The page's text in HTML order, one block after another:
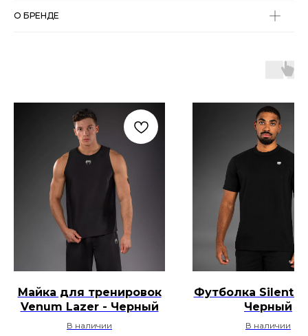
О БРЕНДЕ
Майка для тренировок
Venum Lazer - Черный
В наличии
Футболка Silent
Черный
В наличии